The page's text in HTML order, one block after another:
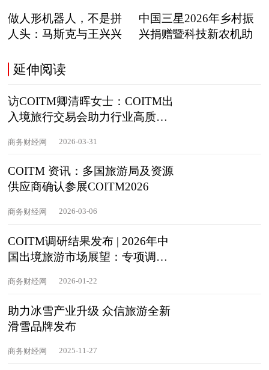
做人形机器人，不是拼
人头：马斯克与王兴兴
中国三星2026年乡村振
兴捐赠暨科技新农机助
延伸阅读
访COITM卿清晖女士：COITM出
入境旅行交易会助力行业高质量
商务财经网 2026-03-31
COITM 资讯：多国旅游局及资源
供应商确认参展COITM2026
商务财经网 2026-03-06
COITM调研结果发布 | 2026年中
国出境旅游市场展望：专项调研
商务财经网 2026-01-22
助力冰雪产业升级 众信旅游全新
滑雪品牌发布
商务财经网 2025-11-27